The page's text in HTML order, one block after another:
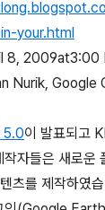
your.html
8, 2009at3:00
Nurik, Google
5.0이 발표되고
자들은 새로운
츠를 제작하였